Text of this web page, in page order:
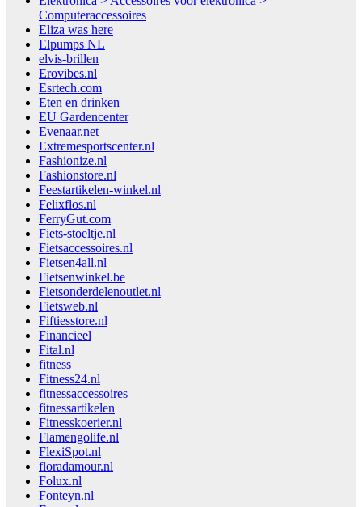
Computeraccessoires
Eliza was here
Elpumps NL
elvis-brillen
Erovibes.nl
Esrtech.com
Eten en drinken
EU Gardencenter
Evenaar.net
Extremesportscenter.nl
Fashionize.nl
Fashionstore.nl
Feestartikelen-winkel.nl
Felixflos.nl
FerryGut.com
Fiets-stoeltje.nl
Fietsaccessoires.nl
Fietsen4all.nl
Fietsenwinkel.be
Fietsonderdelenoutlet.nl
Fietsweb.nl
Fiftiesstore.nl
Financieel
Fital.nl
fitness
Fitness24.nl
fitnessaccessoires
fitnessartikelen
Fitnesskoerier.nl
Flamengolife.nl
FlexiSpot.nl
floradamour.nl
Folux.nl
Fonteyn.nl